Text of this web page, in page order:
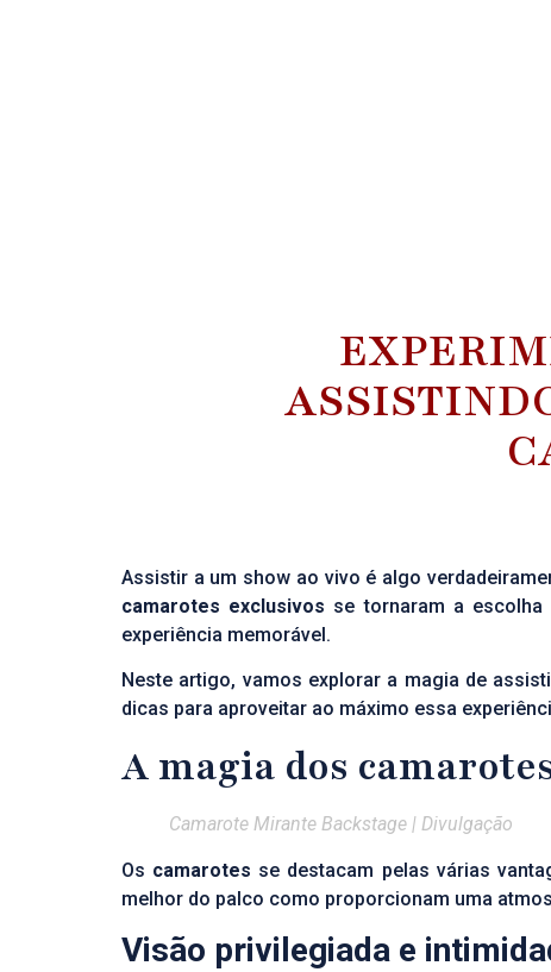
Assistir a um show ao vivo é algo
camarotes exclusivos se tornaram a escolha
experiência memorável.
Neste artigo, vamos explorar a magia de
dicas para aproveitar ao máximo essa
A magia dos
Camarote Mirante Backstage | Divulgação
Os camarotes se destacam pelas várias
melhor do palco como proporcionam uma
Visão privilegiada e